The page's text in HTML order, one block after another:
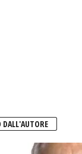
DALL'AUTORE